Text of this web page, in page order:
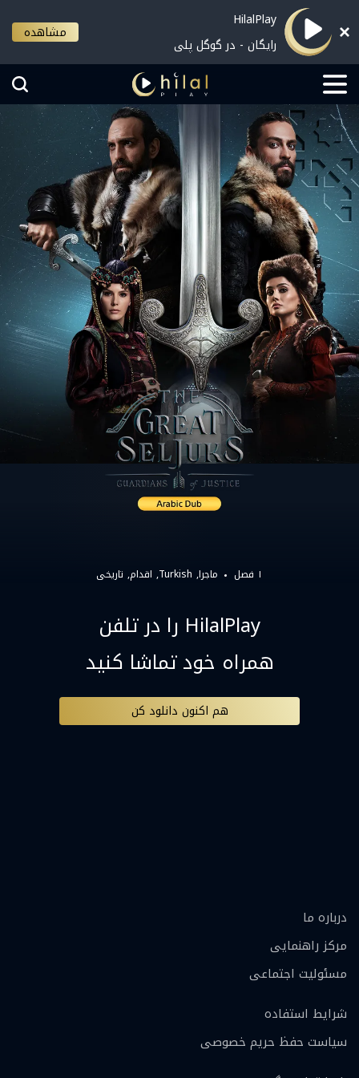
HilalPlay
رایگان - در گوگل پلی
مشاهده
۱ فصل ماجرا Turkish اقدام تاریخی
HilalPlay را در تلفن
همراه خود تماشا کنید
هم اکنون دانلود کن
درباره ما
مرکز راهنمایی
مسئولیت اجتماعی
شرایط استفاده
سیاست حفظ حریم خصوصی